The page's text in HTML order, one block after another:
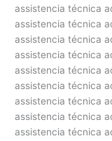
assistencia técnica
assistencia técnica
assistencia técnica
assistencia técnica
assistencia técnica
assistencia técnica
assistencia técnica
assistencia técnica
assistencia técnica